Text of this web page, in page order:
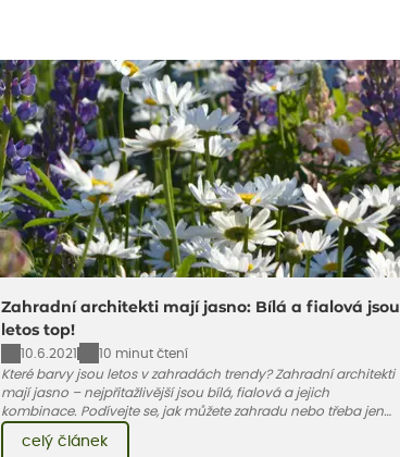
Zahradní architekti mají jasno: Bílá a fialová jsou
letos top!
10.6.2021
10 minut čtení
Které barvy jsou letos v zahradách trendy? Zahradní architekti
mají jasno – nejpřitažlivější jsou bílá, fialová a jejich
kombinace. Podívejte se, jak můžete zahradu nebo třeba jen
obléknout i vy.
celý článek